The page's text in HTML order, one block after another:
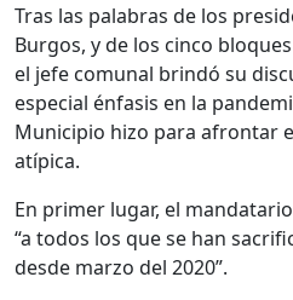
Tras las palabras de los
Burgos, y de los cinco
el jefe comunal brindó su
especial énfasis en la
Municipio hizo para afrontar
atípica.
En primer lugar, el
“a todos los que se han
desde marzo del 2020”.